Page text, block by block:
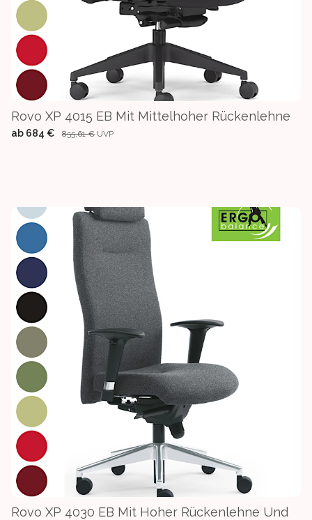
Rovo XP 4015 EB Mit Mittelhoher Rückenlehne
ab 684 € 855,61 € UVP
Rovo XP 4030 EB Mit Hoher Rückenlehne Und